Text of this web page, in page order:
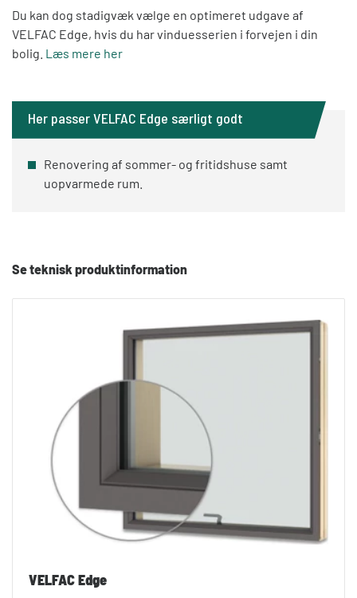
Du kan dog stadigvæk vælge en optimeret udgave af
VELFAC Edge, hvis du har vinduesserien i forvejen i din
bolig. Læs mere her
Her passer VELFAC Edge særligt godt
Renovering af sommer- og fritidshuse samt
uopvarmede rum.
Se teknisk produktinformation
VELFAC Edge